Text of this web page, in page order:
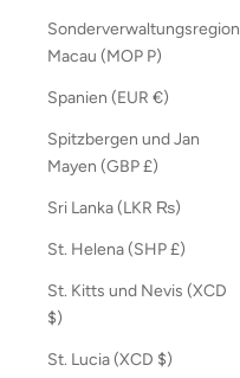
Sonderverwaltungsregion
Macau (MOP P)
Spanien (EUR €)
Spitzbergen und Jan
Mayen (GBP £)
Sri Lanka (LKR ₨)
St. Helena (SHP £)
St. Kitts und Nevis (XCD
$)
St. Lucia (XCD $)